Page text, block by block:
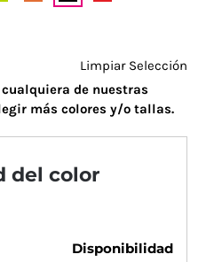
Limpiar Selección
cualquiera de nuestras
más colores y/o tallas.
del color
Disponibilidad